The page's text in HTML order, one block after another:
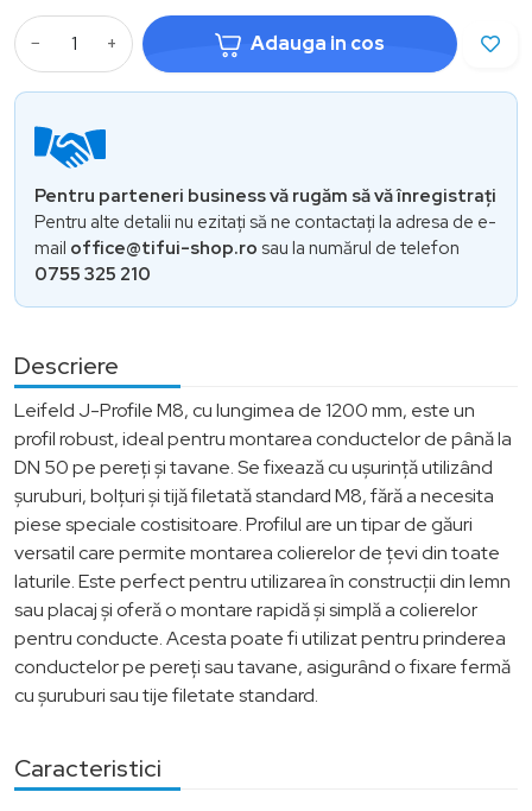
− + Adauga in cos
Pentru parteneri business vă rugăm să vă înregistrați
Pentru alte detalii nu ezitați să ne contactați la adresa de e-
mail office@tifui-shop.ro sau la numărul de telefon
0755 325 210
Descriere
Leifeld J-Profile M8, cu lungimea de 1200 mm, este un
profil robust, ideal pentru montarea conductelor de până la
DN 50 pe pereți și tavane. Se fixează cu ușurință utilizând
șuruburi, bolțuri și tijă filetată standard M8, fără a necesita
piese speciale costisitoare. Profilul are un tipar de găuri
versatil care permite montarea colierelor de țevi din toate
laturile. Este perfect pentru utilizarea în construcții din lemn
sau placaj și oferă o montare rapidă și simplă a colierelor
pentru conducte. Acesta poate fi utilizat pentru prinderea
conductelor pe pereți sau tavane, asigurând o fixare fermă
cu șuruburi sau tije filetate standard.
Caracteristici